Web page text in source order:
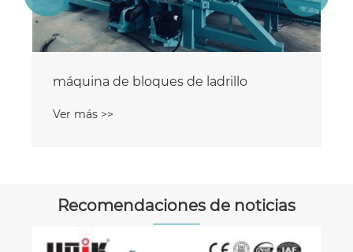
máquina de bloques de ladrillo
Ver más >>
Recomendaciones de noticias